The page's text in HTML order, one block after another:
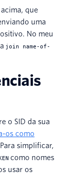
que
uma
No meu
join name-of-
o SID da sua
os como
simplificar,
como nomes
usar os